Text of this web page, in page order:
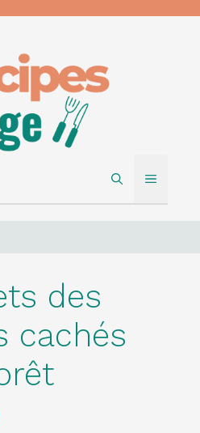
MENU
des
cachés